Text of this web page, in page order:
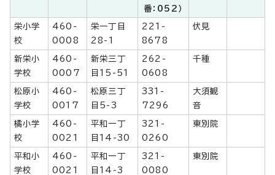
番：052）
栄小学
校
460-
0008
栄一丁目
28-1
221-
8678
伏見
新栄小
学校
460-
0007
新栄三丁
目15-51
262-
0608
千種
松原小
学校
460-
0017
松原三丁
目5-3
331-
7296
大須観
音
橘小学
校
460-
0021
平和一丁
目14-30
321-
0260
東別院
平和小
学校
460-
0021
平和一丁
目14-3
321-
0080
東別院